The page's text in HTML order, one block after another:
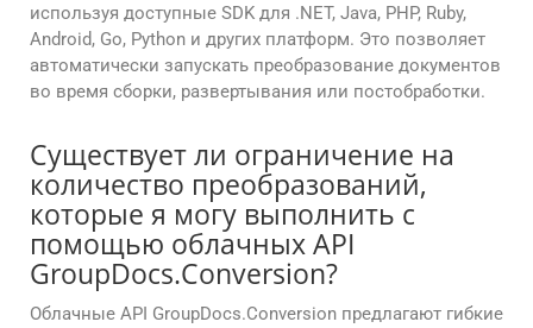
используя доступные SDK для .NET, Java, PHP, Ruby,
Android, Go, Python и других платформ. Это позволяет
автоматически запускать преобразование документов
во время сборки, развертывания или постобработки.
Существует ли ограничение на
количество преобразований,
которые я могу выполнить с
помощью облачных API
GroupDocs.Conversion?
Облачные API GroupDocs.Conversion предлагают гибкие